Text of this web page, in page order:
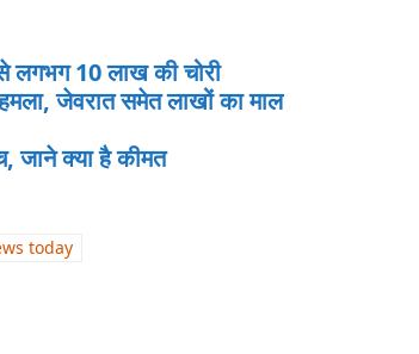
लगभग 10 लाख की चोरी
जेवरात समेत लाखों का माल
जाने क्या है कीमत
today